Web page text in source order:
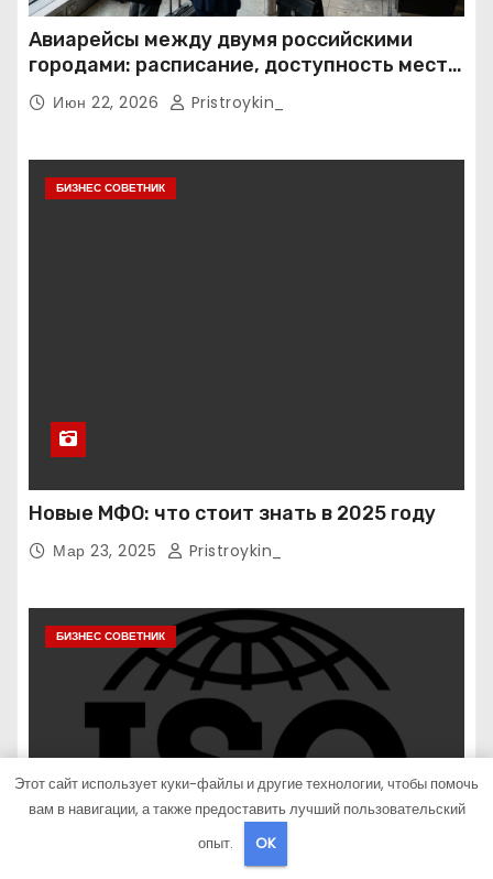
Авиарейсы между двумя российскими
городами: расписание, доступность мест и
тарифные условия
Июн 22, 2026 Pristroykin_
БИЗНЕС СОВЕТНИК
Новые МФО: что стоит знать в 2025 году
Мар 23, 2025 Pristroykin_
БИЗНЕС СОВЕТНИК
Этот сайт использует куки-файлы и другие технологии, чтобы помочь
вам в навигации, а также предоставить лучший пользовательский
опыт.
OK